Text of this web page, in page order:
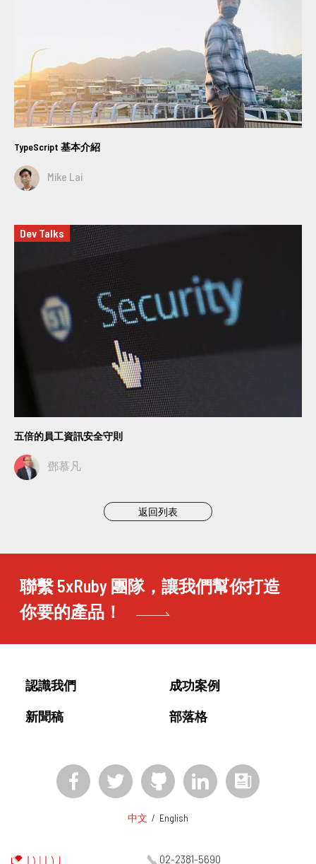
TypeScript 基本介紹
Mike Lai
Dev Talks
五倍的員工資訊安全守則
鄧慕凡
返回列表
聯繫 5xRuby 團隊，讓我們幫你打造
你要的產品！
認識我們
成功案例
新聞稿
部落格
中文 / English
02-2381-5690